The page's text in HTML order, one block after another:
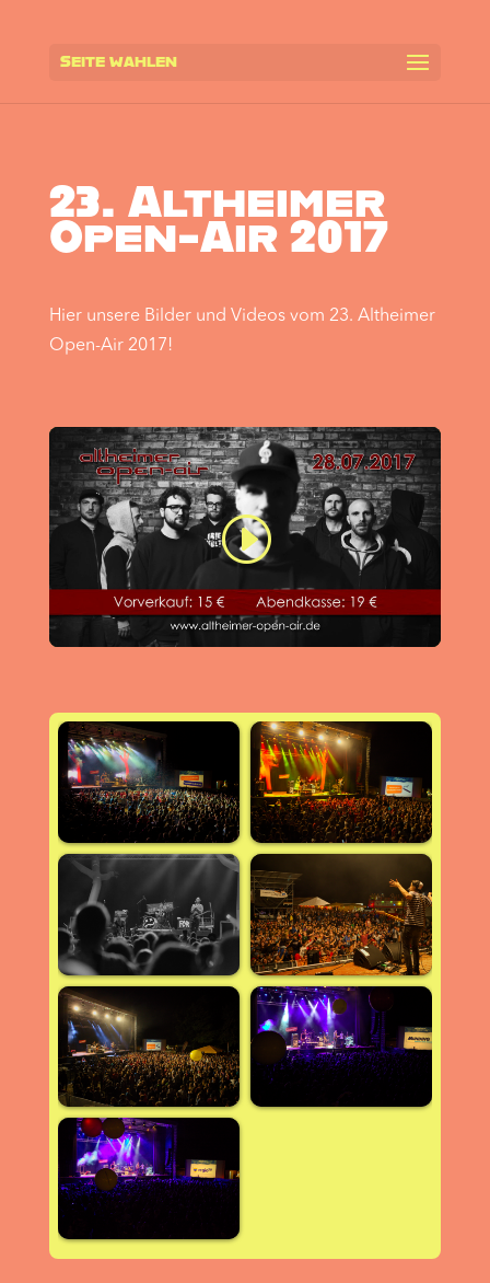
Seite wählen
23. Altheimer
Open-Air 2017
Hier unsere Bilder und Videos vom 23. Altheimer
Open-Air 2017!
Klicke hier, um Marketing-Cookies zu
akzeptieren und diesen Inhalt zu aktivieren